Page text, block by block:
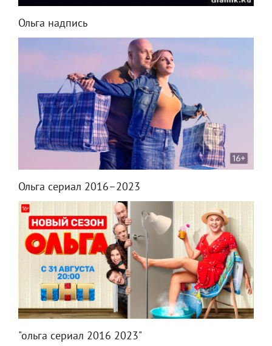
Ольга надпись
Ольга сериал 2016–2023
"ольга сериал 2016 2023"